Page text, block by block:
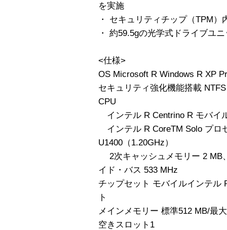
を実施
・ セキュリティチップ（TPM
・ 約59.5gの光学式ドライブユ
<仕様>
OS Microsoft R Windows R XP
セキュリティ強化機能搭載
CPU
インテル R Centrino R モバイ
インテル R CoreTM Solo プロ
U1400（1.20GHz）
2次キャッシュメモリー 2 MB
イド・バス 533 MHz
チップセット モバイルインテ
ト
メインメモリー 標準512 MB/最
空きスロット1